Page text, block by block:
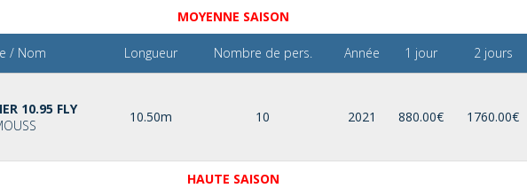
MOYENNE SAISON
/ Nom Longueur Nombre de pers. Année 1 jour 2 jours
10.95 FLY
10.50m 10 2021 880.00€ 1760.00€
HAUTE SAISON